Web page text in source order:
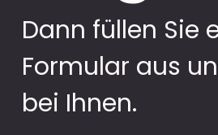
Dann füllen Sie
Formular aus
bei Ihnen.